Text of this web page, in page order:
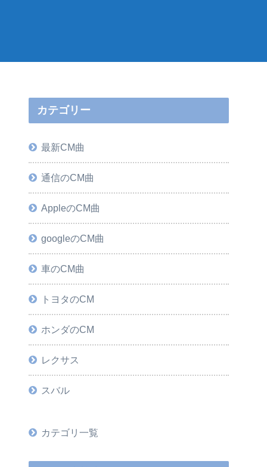
カテゴリー
最新CM曲
通信のCM曲
AppleのCM曲
googleのCM曲
車のCM曲
トヨタのCM
ホンダのCM
レクサス
スバル
カテゴリ一覧